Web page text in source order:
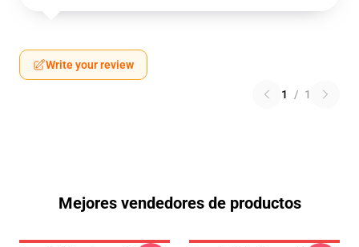
Write your review
1 / 1
Mejores vendedores de productos